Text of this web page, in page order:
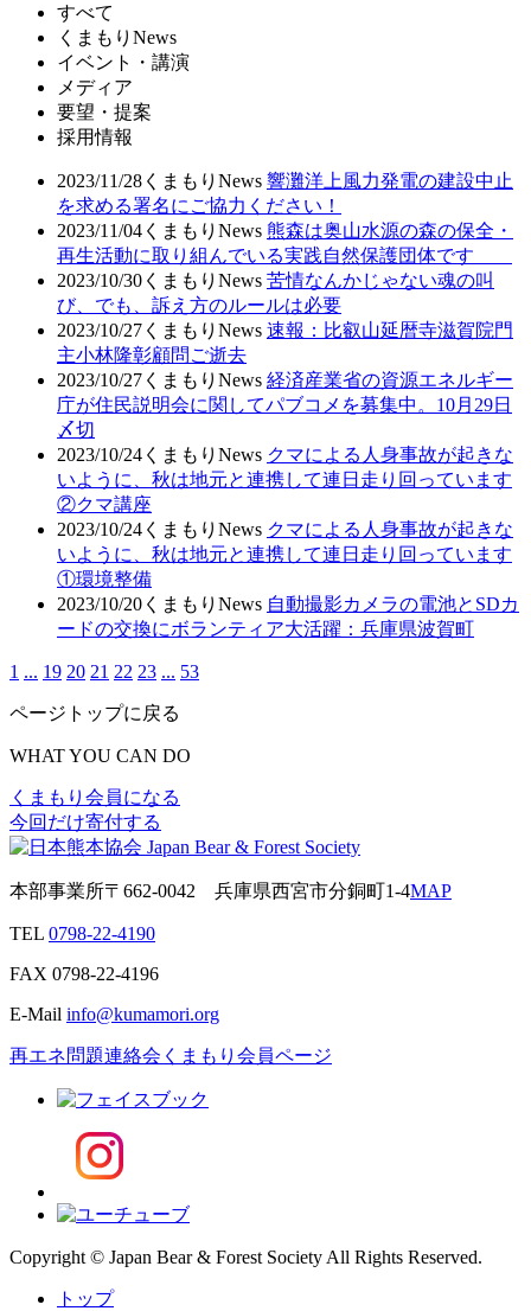
すべて
くまもりNews
イベント・講演
メディア
要望・提案
採用情報
2023/11/28 くまもりNews 響灘洋上風力発電の建設中止
を求める署名にご協力ください！
2023/11/04 くまもりNews 熊森は奥山水源の森の保全・
再生活動に取り組んでいる実践自然保護団体です
2023/10/30 くまもりNews 苦情なんかじゃない魂の叫
び、でも、訴え方のルールは必要
2023/10/27 くまもりNews 速報：比叡山延暦寺滋賀院門
主小林隆彰顧問ご逝去
2023/10/27 くまもりNews 経済産業省の資源エネルギー
庁が住民説明会に関してパブコメを募集中。10月29日
〆切
2023/10/24 くまもりNews クマによる人身事故が起きな
いように、秋は地元と連携して連日走り回っています
②クマ講座
2023/10/24 くまもりNews クマによる人身事故が起きな
いように、秋は地元と連携して連日走り回っています
①環境整備
2023/10/20 くまもりNews 自動撮影カメラの電池とSDカ
ードの交換にボランティア大活躍：兵庫県波賀町
1 ... 19 20 21 22 23 ... 53
ページトップに戻る
WHAT YOU CAN DO
くまもり会員になる
今回だけ寄付する
本部事業所〒662-0042 兵庫県西宮市分銅町1-4MAP
TEL 0798-22-4190
FAX 0798-22-4196
E-Mail info@kumamori.org
再エネ問題連絡会 くまもり会員ページ
Copyright © Japan Bear & Forest Society All Rights Reserved.
トップ